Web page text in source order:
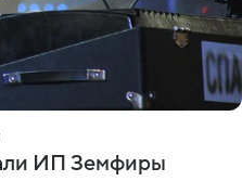
ИП Земфиры